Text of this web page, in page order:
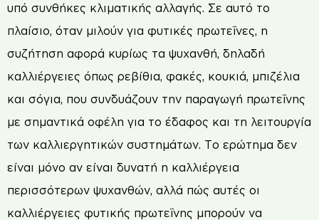
υπό συνθήκες κλιματικής αλλαγής. Σε αυτό το
πλαίσιο, όταν μιλούν για φυτικές πρωτεΐνες, η
συζήτηση αφορά κυρίως τα ψυχανθή, δηλαδή
καλλιέργειες όπως ρεβίθια, φακές, κουκιά, μπιζέλια
και σόγια, που συνδυάζουν την παραγωγή πρωτεΐνης
με σημαντικά οφέλη για το έδαφος και τη λειτουργία
των καλλιεργητικών συστημάτων. Το ερώτημα δεν
είναι μόνο αν είναι δυνατή η καλλιέργεια
περισσότερων ψυχανθών, αλλά πώς αυτές οι
καλλιέργειες φυτικής πρωτεΐνης μπορούν να